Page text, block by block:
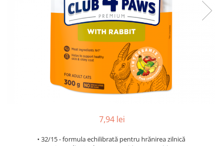
7,94 lei
• 32/15 - formula echilibrată pentru hrănirea zilnică